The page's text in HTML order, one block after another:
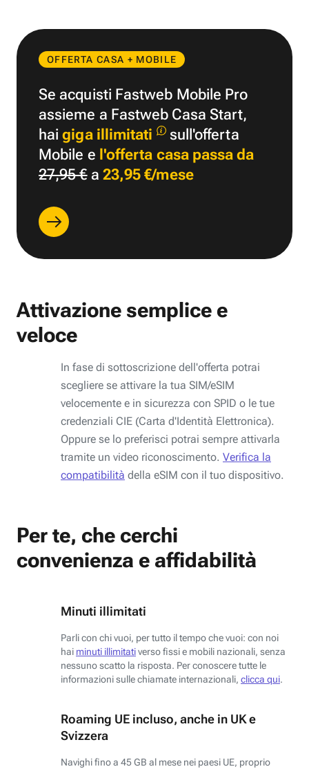
OFFERTA CASA + MOBILE
Se acquisti Fastweb Mobile Pro
assieme a Fastweb Casa Start,
haigiga illimitati
sull'offerta
Mobile e l'offerta casa passa da
27,95 €a 23,95 €/mese
Attivazione semplice e
veloce
In fase di sottoscrizione dell'offerta potrai
scegliere se attivare la tua SIM/eSIM
velocemente e in sicurezza con SPID o le tue
credenziali CIE (Carta d'Identità Elettronica).
Oppure se lo preferisci potrai sempre attivarla
tramite un video riconoscimento. Verifica la
compatibilità della eSIM con il tuo dispositivo.
Per te, che cerchi
convenienza e affidabilità
Minuti illimitati
Parli con chi vuoi, per tutto il tempo che vuoi: con noi
hai minuti illimitativerso fissi e mobili nazionali, senza
nessuno scatto la risposta. Per conoscere tutte le
informazioni sulle chiamate internazionali, clicca qui.
Roaming UE incluso, anche in UK e
Svizzera
Navighi fino a 45 GB al mese nei paesi UE, proprio